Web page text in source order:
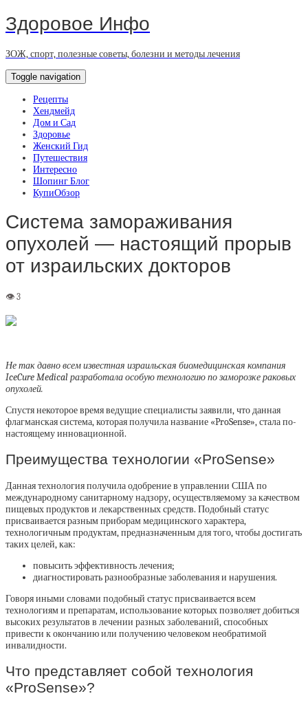
Здоровое Инфо
ЗОЖ, спорт, полезные советы, болезни и методы лечения
Toggle navigation
Рецепты
Хендмейд
Дом и Сад
Здоровье
Женский Гид
Путешествия
Интересно
Шопинг Блог
КупиОбзор
Система замораживания
опухолей — настоящий прорыв
от израильских докторов
Не так давно всем известная израильская биомедицинская компания
IceCure Medical разработала особую технологию по заморозке раковых
опухолей.
Спустя некоторое время ведущие специалисты заявили, что данная
флагманская система, которая получила название «ProSense», стала по-
настоящему инновационной.
Преимущества технологии «ProSense»
Данная технология получила одобрение в управлении США по
международному санитарному надзору, осуществляемому за качеством
пищевых продуктов и лекарственных средств. Подобный статус
присваивается разным приборам медицинского характера,
технологичным продуктам, предназначенным для того, чтобы достигать
таких целей, как:
повысить эффективность лечения;
диагностировать разнообразные заболевания и нарушения.
Говоря иными словами подобный статус присваивается всем
технологиям и препаратам, использование которых позволяет добиться
высоких результатов в лечении разных заболеваний, способных
привести к окончанию или получению человеком необратимой
инвалидности.
Что представляет собой технология
«ProSense»?